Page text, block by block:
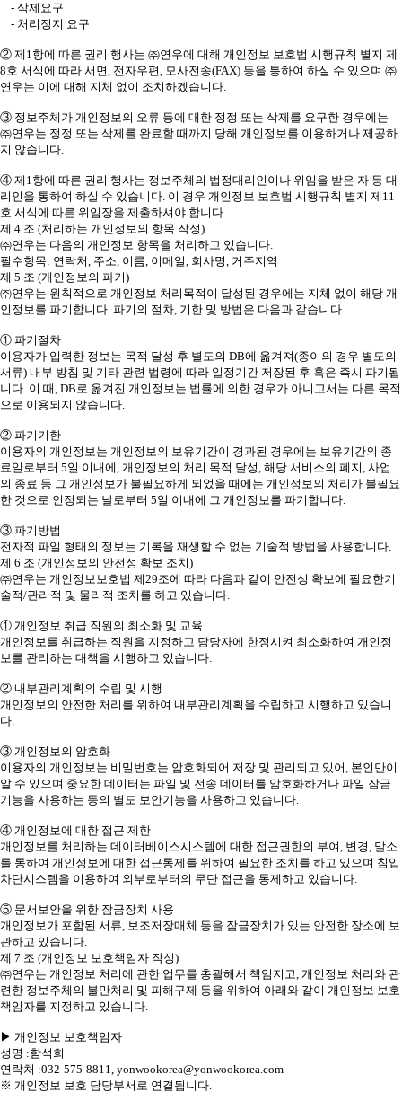
- 삭제요구
- 처리정지 요구
② 제1항에 따른 권리 행사는 ㈜연우에 대해 개인정보 보호법 시행규칙 별지 제
8호 서식에 따라 서면, 전자우편, 모사전송(FAX) 등을 통하여 하실 수 있으며 ㈜
연우는 이에 대해 지체 없이 조치하겠습니다.
③ 정보주체가 개인정보의 오류 등에 대한 정정 또는 삭제를 요구한 경우에는
㈜연우는 정정 또는 삭제를 완료할 때까지 당해 개인정보를 이용하거나 제공하
지 않습니다.
④ 제1항에 따른 권리 행사는 정보주체의 법정대리인이나 위임을 받은 자 등 대
리인을 통하여 하실 수 있습니다. 이 경우 개인정보 보호법 시행규칙 별지 제11
호 서식에 따른 위임장을 제출하셔야 합니다.
제 4 조 (처리하는 개인정보의 항목 작성)
㈜연우는 다음의 개인정보 항목을 처리하고 있습니다.
필수항목: 연락처, 주소, 이름, 이메일, 회사명, 거주지역
제 5 조 (개인정보의 파기)
㈜연우는 원칙적으로 개인정보 처리목적이 달성된 경우에는 지체 없이 해당 개
인정보를 파기합니다. 파기의 절차, 기한 및 방법은 다음과 같습니다.
① 파기절차
이용자가 입력한 정보는 목적 달성 후 별도의 DB에 옮겨져(종이의 경우 별도의
서류) 내부 방침 및 기타 관련 법령에 따라 일정기간 저장된 후 혹은 즉시 파기됩
니다. 이 때, DB로 옮겨진 개인정보는 법률에 의한 경우가 아니고서는 다른 목적
으로 이용되지 않습니다.
② 파기기한
이용자의 개인정보는 개인정보의 보유기간이 경과된 경우에는 보유기간의 종
료일로부터 5일 이내에, 개인정보의 처리 목적 달성, 해당 서비스의 폐지, 사업
의 종료 등 그 개인정보가 불필요하게 되었을 때에는 개인정보의 처리가 불필요
한 것으로 인정되는 날로부터 5일 이내에 그 개인정보를 파기합니다.
③ 파기방법
전자적 파일 형태의 정보는 기록을 재생할 수 없는 기술적 방법을 사용합니다.
제 6 조 (개인정보의 안전성 확보 조치)
㈜연우는 개인정보보호법 제29조에 따라 다음과 같이 안전성 확보에 필요한기
술적/관리적 및 물리적 조치를 하고 있습니다.
① 개인정보 취급 직원의 최소화 및 교육
개인정보를 취급하는 직원을 지정하고 담당자에 한정시켜 최소화하여 개인정
보를 관리하는 대책을 시행하고 있습니다.
② 내부관리계획의 수립 및 시행
개인정보의 안전한 처리를 위하여 내부관리계획을 수립하고 시행하고 있습니
다.
③ 개인정보의 암호화
이용자의 개인정보는 비밀번호는 암호화되어 저장 및 관리되고 있어, 본인만이
알 수 있으며 중요한 데이터는 파일 및 전송 데이터를 암호화하거나 파일 잠금
기능을 사용하는 등의 별도 보안기능을 사용하고 있습니다.
④ 개인정보에 대한 접근 제한
개인정보를 처리하는 데이터베이스시스템에 대한 접근권한의 부여, 변경, 말소
를 통하여 개인정보에 대한 접근통제를 위하여 필요한 조치를 하고 있으며 침입
차단시스템을 이용하여 외부로부터의 무단 접근을 통제하고 있습니다.
⑤ 문서보안을 위한 잠금장치 사용
개인정보가 포함된 서류, 보조저장매체 등을 잠금장치가 있는 안전한 장소에 보
관하고 있습니다.
제 7 조 (개인정보 보호책임자 작성)
㈜연우는 개인정보 처리에 관한 업무를 총괄해서 책임지고, 개인정보 처리와 관
련한 정보주체의 불만처리 및 피해구제 등을 위하여 아래와 같이 개인정보 보호
책임자를 지정하고 있습니다.
▶ 개인정보 보호책임자
성명 :함석희
연락처 :032-575-8811, yonwookorea@yonwookorea.com
※ 개인정보 보호 담당부서로 연결됩니다.